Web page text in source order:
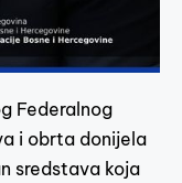
Federalnog
i obrta donijela
sredstava koja